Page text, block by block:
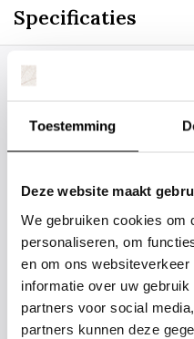
Toestemming
Deze website maakt
We gebruiken cookies om
personaliseren, om
en om ons
informatie over uw
partners voor social
partners kunnen deze
Specificaties
Staat uw
tussen? Laat het
gaan we voor u
vorm. Wilt u
boom er
kunnen u een